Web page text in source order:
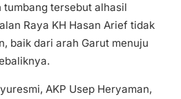
tersebut alhasil
Raya KH Hasan Arief tidak
baik dari arah Garut menuju
AKP Usep Heryaman,